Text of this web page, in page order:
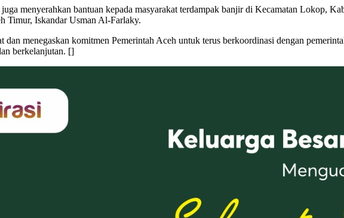
menyerahkan bantuan kepada masyarakat terdampak banjir di Kecamatan Lokop,
Timur, Iskandar Usman Al-Farlaky.
menegaskan komitmen Pemerintah Aceh untuk terus berkoordinasi dengan
berkelanjutan. []